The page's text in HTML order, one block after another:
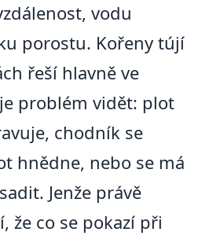
vodu
porostu. Kořeny tújí
řeší hlavně ve
problém vidět: plot
chodník se
hnědne, nebo se má
Jenže právě
že co se pokazí při